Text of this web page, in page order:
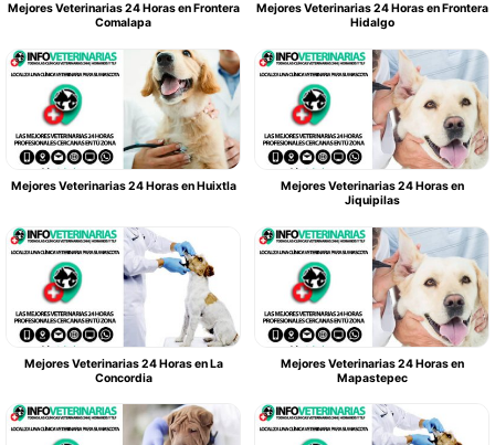
Mejores Veterinarias 24 Horas en Frontera
Comalapa
Mejores Veterinarias 24 Horas en Frontera
Hidalgo
Mejores Veterinarias 24 Horas en Huixtla
Mejores Veterinarias 24 Horas en
Jiquipilas
Mejores Veterinarias 24 Horas en La
Concordia
Mejores Veterinarias 24 Horas en
Mapastepec